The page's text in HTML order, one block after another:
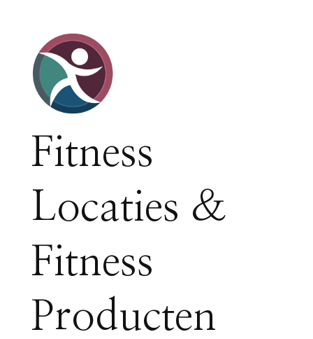
Fitness
Locaties &
Fitness
Producten